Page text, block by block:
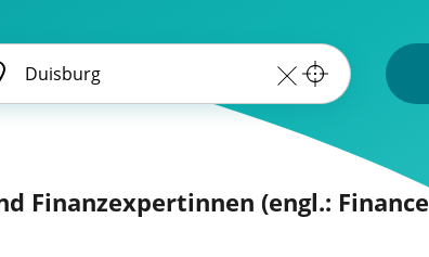
Finanzexpertinnen (engl.: Finance